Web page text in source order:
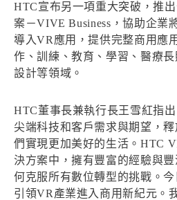
HTC宣布另一項重大突破，推
案－VIVE Business，協助企業
導入VR應用，提供完整商用應
作、訓練、教育、學習、醫療
設計等領域。
HTC董事長兼執行長王雪紅指
尖端科技和客戶需求與期望，
們實現更加美好的生活。HTC
決方案中，擁有豐富的經驗與
何克服所有數位轉型的挑戰。
引領VR產業進入商用新紀元。